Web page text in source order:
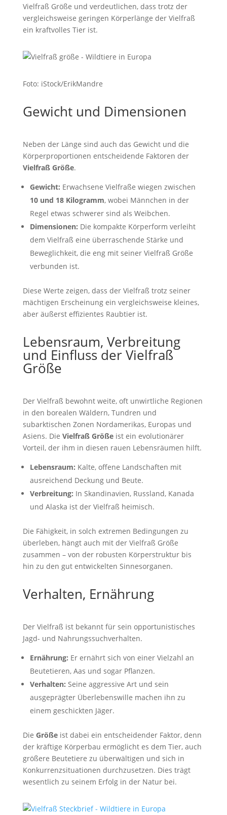
Vielfraß Größe und verdeutlichen, dass trotz der
vergleichsweise geringen Körperlänge der Vielfraß
ein kraftvolles Tier ist.
Foto: iStock/ErikMandre
Gewicht und Dimensionen
Neben der Länge sind auch das Gewicht und die
Körperproportionen entscheidende Faktoren der
Vielfraß Größe.
Gewicht: Erwachsene Vielfraße wiegen zwischen
10 und 18 Kilogramm, wobei Männchen in der
Regel etwas schwerer sind als Weibchen.
Dimensionen: Die kompakte Körperform verleiht
dem Vielfraß eine überraschende Stärke und
Beweglichkeit, die eng mit seiner Vielfraß Größe
verbunden ist.
Diese Werte zeigen, dass der Vielfraß trotz seiner
mächtigen Erscheinung ein vergleichsweise kleines,
aber äußerst effizientes Raubtier ist.
Lebensraum, Verbreitung
und Einfluss der Vielfraß
Größe
Der Vielfraß bewohnt weite, oft unwirtliche Regionen
in den borealen Wäldern, Tundren und
subarktischen Zonen Nordamerikas, Europas und
Asiens. Die Vielfraß Größeist ein evolutionärer
Vorteil, der ihm in diesen rauen Lebensräumen hilft.
Lebensraum: Kalte, offene Landschaften mit
ausreichend Deckung und Beute.
Verbreitung: In Skandinavien, Russland, Kanada
und Alaska ist der Vielfraß heimisch.
Die Fähigkeit, in solch extremen Bedingungen zu
überleben, hängt auch mit der Vielfraß Größe
zusammen – von der robusten Körperstruktur bis
hin zu den gut entwickelten Sinnesorganen.
Verhalten, Ernährung
Der Vielfraß ist bekannt für sein opportunistisches
Jagd- und Nahrungssuchverhalten.
Ernährung: Er ernährt sich von einer Vielzahl an
Beutetieren, Aas und sogar Pflanzen.
Verhalten: Seine aggressive Art und sein
ausgeprägter Überlebenswille machen ihn zu
einem geschickten Jäger.
Die Größeist dabei ein entscheidender Faktor, denn
der kräftige Körperbau ermöglicht es dem Tier, auch
größere Beutetiere zu überwältigen und sich in
Konkurrenzsituationen durchzusetzen. Dies trägt
wesentlich zu seinem Erfolg in der Natur bei.